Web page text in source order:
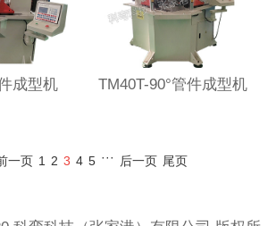
成型机 TM40T-90°管件成型机
一页 1 2 3 4 5 ··· 后一页 尾页